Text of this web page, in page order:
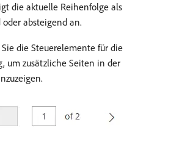
die aktuelle Reihenfolge als
absteigend an.
die Steuerelemente für die
um zusätzliche Seiten in der